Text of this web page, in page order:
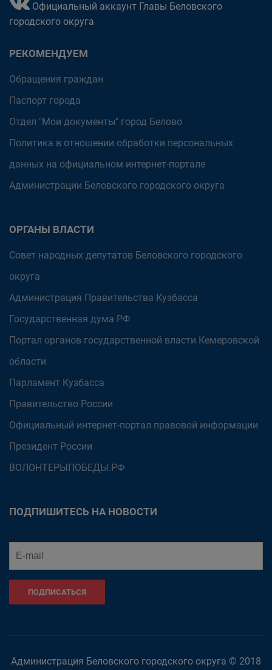
Официальный аккаунт Главы Беловского
городского округа
РЕКОМЕНДУЕМ
Обращения граждан
Паспорт города
Отдел "Мои документы" город Белово
Политика в отношении обработки персональных
данных на официальном интернет-портале
Администрации Беловского городского округа
ОРГАНЫ ВЛАСТИ
Совет народных депутатов Беловского городского
округа
Администрация Правительства Кузбасса
Государственная дума РФ
Портал органов государственной власти Кемеровской
области
Парламент Кузбасса
Правительство России
Официальный интернет-портал правовой информации
Президент России
ВОЛОНТЕРЫПОБЕДЫ.РФ
ПОДПИШИТЕСЬ НА НОВОСТИ
ПОДПИСАТЬСЯ
Администрация Беловского городского округа © 2018